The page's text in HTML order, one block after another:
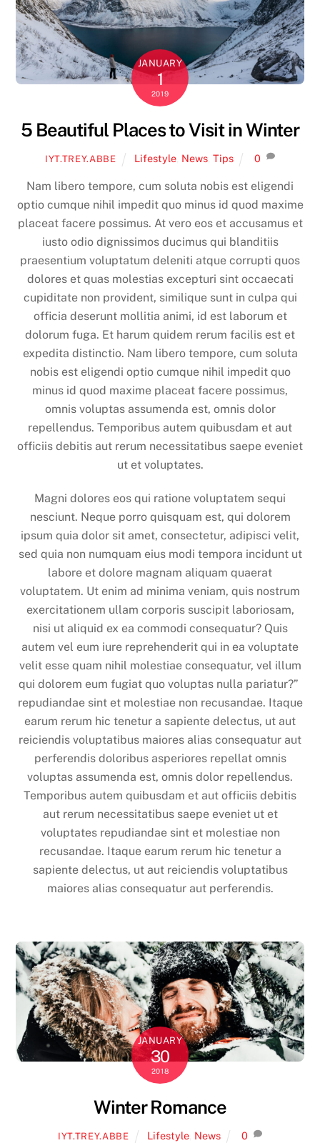
JANUARY
1
2019
5 Beautiful Places to Visit in Winter
IYT.TREY.ABBE Lifestyle, News, Tips 0
Nam libero tempore, cum soluta nobis est eligendi
optio cumque nihil impedit quo minus id quod maxime
placeat facere possimus. At vero eos et accusamus et
iusto odio dignissimos ducimus qui blanditiis
praesentium voluptatum deleniti atque corrupti quos
dolores et quas molestias excepturi sint occaecati
cupiditate non provident, similique sunt in culpa qui
officia deserunt mollitia animi, id est laborum et
dolorum fuga. Et harum quidem rerum facilis est et
expedita distinctio. Nam libero tempore, cum soluta
nobis est eligendi optio cumque nihil impedit quo
minus id quod maxime placeat facere possimus,
omnis voluptas assumenda est, omnis dolor
repellendus. Temporibus autem quibusdam et aut
officiis debitis aut rerum necessitatibus saepe eveniet
ut et voluptates.
Magni dolores eos qui ratione voluptatem sequi
nesciunt. Neque porro quisquam est, qui dolorem
ipsum quia dolor sit amet, consectetur, adipisci velit,
sed quia non numquam eius modi tempora incidunt ut
labore et dolore magnam aliquam quaerat
voluptatem. Ut enim ad minima veniam, quis nostrum
exercitationem ullam corporis suscipit laboriosam,
nisi ut aliquid ex ea commodi consequatur? Quis
autem vel eum iure reprehenderit qui in ea voluptate
velit esse quam nihil molestiae consequatur, vel illum
qui dolorem eum fugiat quo voluptas nulla pariatur?”
repudiandae sint et molestiae non recusandae. Itaque
earum rerum hic tenetur a sapiente delectus, ut aut
reiciendis voluptatibus maiores alias consequatur aut
perferendis doloribus asperiores repellat omnis
voluptas assumenda est, omnis dolor repellendus.
Temporibus autem quibusdam et aut officiis debitis
aut rerum necessitatibus saepe eveniet ut et
voluptates repudiandae sint et molestiae non
recusandae. Itaque earum rerum hic tenetur a
sapiente delectus, ut aut reiciendis voluptatibus
maiores alias consequatur aut perferendis.
JANUARY
30
2018
Winter Romance
IYT.TREY.ABBE Lifestyle, News 0